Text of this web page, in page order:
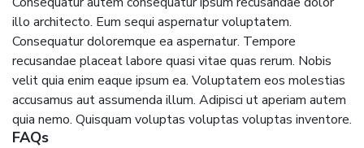
illo architecto. Eum sequi aspernatur voluptatem.
Consequatur doloremque ea aspernatur. Tempore
recusandae placeat labore quasi vitae quas rerum. Nobis
velit quia enim eaque ipsum ea. Voluptatem eos molestias
accusamus aut assumenda illum. Adipisci ut aperiam autem
quia nemo. Quisquam voluptas voluptas voluptas inventore.
FAQs